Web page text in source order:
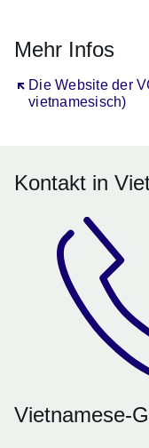
Mehr Infos
Die Website der
vietnamesisch)
Öffnet sich in einem
Kontakt in
Vietnamese-